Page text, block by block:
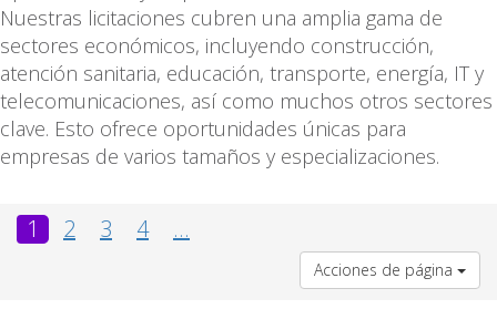
Nuestras licitaciones cubren una amplia gama de
sectores económicos, incluyendo construcción,
atención sanitaria, educación, transporte, energía, IT y
telecomunicaciones, así como muchos otros sectores
clave. Esto ofrece oportunidades únicas para
empresas de varios tamaños y especializaciones.
1 2 3 4 ...
Acciones de página